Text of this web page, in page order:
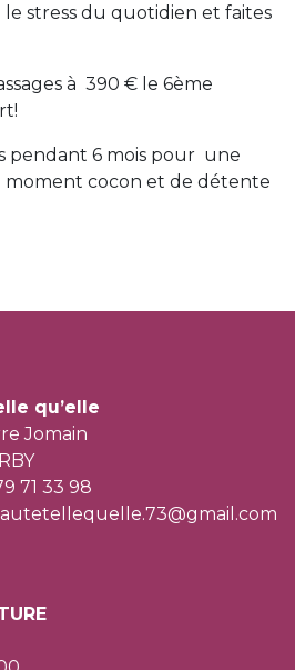
le stress du quotidien et faites
à 390 € le 6ème
pendant 6 mois pour une
cocon et de détente
qu’elle
Jomain
71 33 98